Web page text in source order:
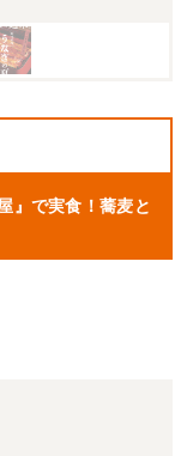
』で実食！蕎麦と